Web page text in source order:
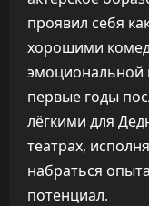
проявил себя
хорошими
эмоциональной
первые годы
лёгкими для
театрах,
набраться
потенциал.